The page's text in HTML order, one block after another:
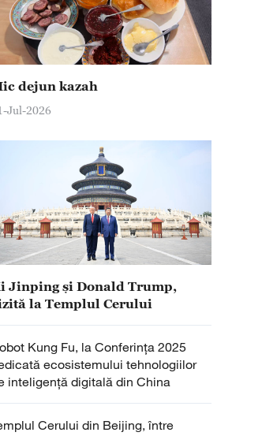
dejun kazah
Jul-2026
Jinping și Donald Trump,
la Templul Cerului
Kung Fu, la Conferința 2025
ecosistemului tehnologiilor
inteligență digitală din China
Cerului din Beijing, între